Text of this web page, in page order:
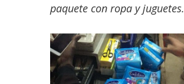
paquete con ropa y juguetes.